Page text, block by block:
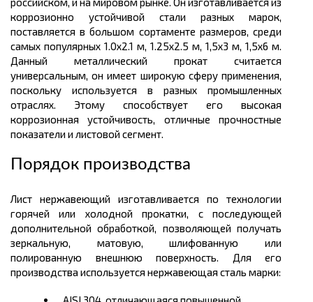
коррозионно устойчивой стали разных марок,
поставляется в большом сортаменте размеров, среди
самых популярных 1.0х2.1 м, 1.25х2.5 м, 1,5х3 м, 1,5х6 м.
Данный металлический прокат считается
универсальным, он имеет широкую сферу применения,
поскольку используется в разных промышленных
отраслях. Этому способствует его высокая
коррозионная устойчивость, отличные прочностные
показатели и листовой сегмент.
Порядок производства
Лист нержавеющий изготавливается по технологии
горячей или холодной прокатки, с последующей
дополнительной обработкой, позволяющей получать
зеркальную, матовую, шлифованную или
полированную внешнюю поверхность. Для его
производства используется нержавеющая сталь марки: